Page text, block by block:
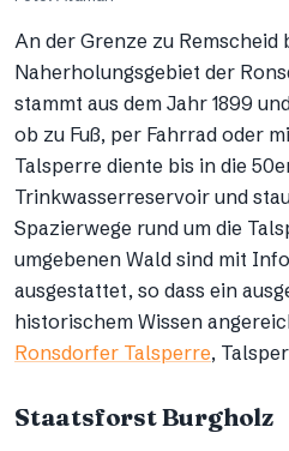
An der Grenze zu Remscheid
Naherholungsgebiet der
stammt aus dem Jahr 1899
ob zu Fuß, per Fahrrad oder
Talsperre diente bis in die
Trinkwasserreservoir und
Spazierwege rund um die
umgebenen Wald sind mit
ausgestattet, so dass ein
historischem Wissen
Ronsdorfer Talsperre,
Staatsforst Burgholz